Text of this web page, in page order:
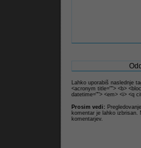
Lahko uporabiš naslednje
<acronym title=""> <b>
datetime=""> <em> <i> <q
Prosim vedi:
komentar je lahko izbrisan.
komentarjev.